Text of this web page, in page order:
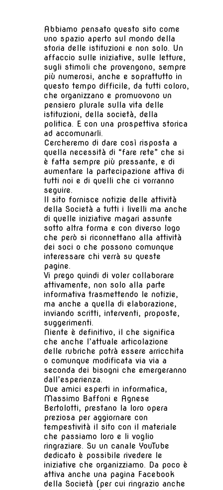
Abbiamo pensato questo sito come
uno spazio aperto sul mondo della
storia delle istituzioni e non solo. Un
affaccio sulle iniziative, sulle letture,
sugli stimoli che provengono, sempre
più numerosi, anche e soprattutto in
questo tempo difficile, da tutti coloro,
che organizzano e promuovono un
pensiero plurale sulla vita delle
istituzioni, della società, della
politica. E con una prospettiva storica
ad accomunarli.
Cercheremo di dare così risposta a
quella necessità di “fare rete” che si
è fatta sempre più pressante, e di
aumentare la partecipazione attiva di
tutti noi e di quelli che ci vorranno
seguire.
Il sito fornisce notizie delle attività
della Società a tutti i livelli ma anche
di quelle iniziative magari assunte
sotto altra forma e con diverso logo
che però si riconnettano alla attività
dei soci o che possono comunque
interessare chi verrà su queste
pagine.
Vi prego quindi di voler collaborare
attivamente, non solo alla parte
informativa trasmettendo le notizie,
ma anche a quella di elaborazione,
inviando scritti, interventi, proposte,
suggerimenti.
Niente è definitivo, il che significa
che anche l’attuale articolazione
delle rubriche potrà essere arricchita
o comunque modificata via via a
seconda dei bisogni che emergeranno
dall’esperienza.
Due amici esperti in informatica,
Massimo Baffoni e Agnese
Bertolotti, prestano la loro opera
preziosa per aggiornare con
tempestività il sito con il materiale
che passiamo loro e li voglio
ringraziare. Su un canale YouTube
dedicato è possibile rivedere le
iniziative che organizziamo. Da poco è
attiva anche una pagina Facebook
della Società (per cui ringrazio anche